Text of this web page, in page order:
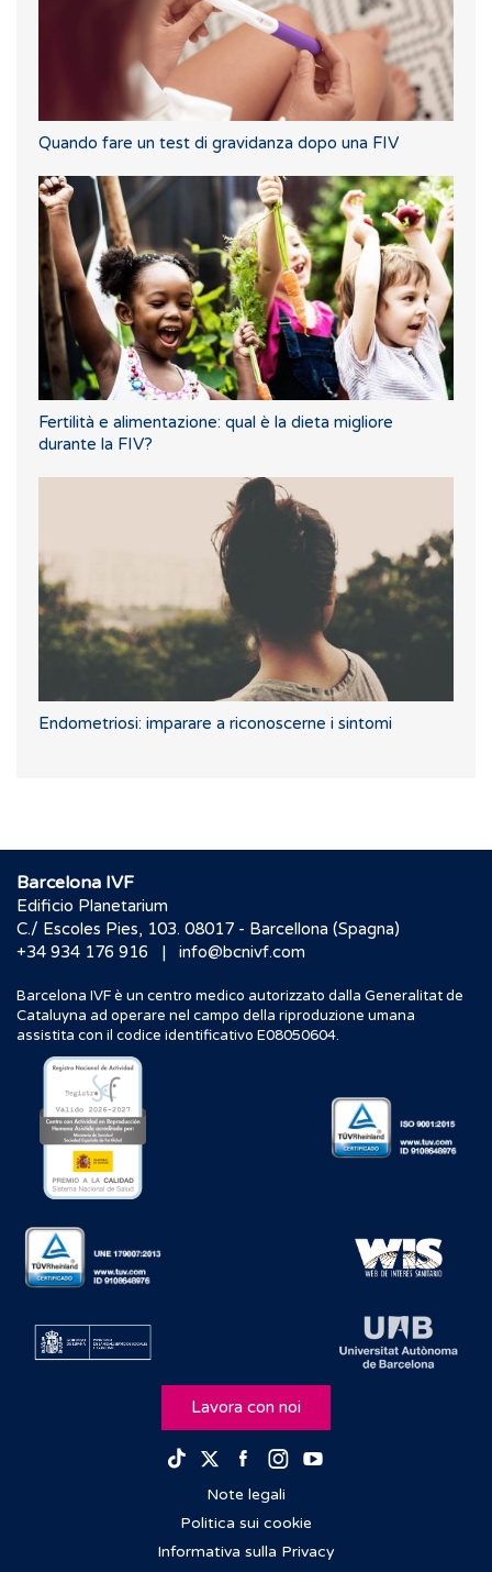
Quando fare un test di gravidanza dopo una FIV
Fertilità e alimentazione: qual è la dieta migliore
durante la FIV?
Endometriosi: imparare a riconoscerne i sintomi
Barcelona IVF
Edificio Planetarium
C./ Escoles Pies, 103. 08017 - Barcellona (Spagna)
+34 934 176 916
| info@bcnivf.com
Barcelona IVF è un centro medico autorizzato dalla Generalitat de
Cataluyna ad operare nel campo della riproduzione umana
assistita con il codice identificativo E08050604.
Lavora con noi
TikTokTwitterFacebook
Instagram
Note legali
Politica sui cookie
Informativa sulla Privacy